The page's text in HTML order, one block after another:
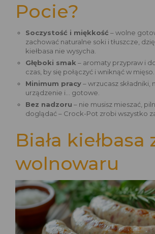
Pocie?
Soczystość i miękkość – wolne
zachować naturalne soki i tłuszcze,
kiełbasa nie wysycha.
Głęboki smak – aromaty przypraw i
czas, by się połączyć i wniknąć w mięso.
Minimum pracy– wrzucasz składniki,
urządzenie i... gotowe.
Bez nadzoru – nie musisz mieszać,
doglądać – Crock-Pot zrobi wszystko
Biała kiełbasa
wolnowaru